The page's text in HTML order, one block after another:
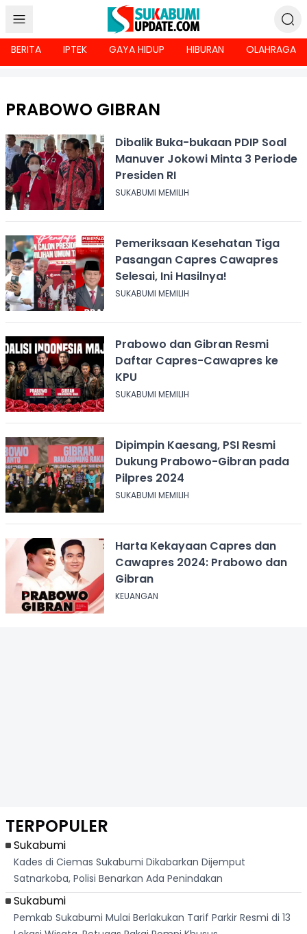
BERITA IPTEK GAYA HIDUP HIBURAN OLAHRAGA
PRABOWO GIBRAN
Dibalik Buka-bukaan PDIP Soal
Manuver Jokowi Minta 3 Periode
Presiden RI
SUKABUMI MEMILIH
Pemeriksaan Kesehatan Tiga
Pasangan Capres Cawapres
Selesai, Ini Hasilnya!
SUKABUMI MEMILIH
Prabowo dan Gibran Resmi
Daftar Capres-Cawapres ke
KPU
SUKABUMI MEMILIH
Dipimpin Kaesang, PSI Resmi
Dukung Prabowo-Gibran pada
Pilpres 2024
SUKABUMI MEMILIH
Harta Kekayaan Capres dan
Cawapres 2024: Prabowo dan
Gibran
KEUANGAN
TERPOPULER
Sukabumi
Kades di Ciemas Sukabumi Dikabarkan Dijemput
Satnarkoba, Polisi Benarkan Ada Penindakan
Sukabumi
Pemkab Sukabumi Mulai Berlakukan Tarif Parkir Resmi di 13